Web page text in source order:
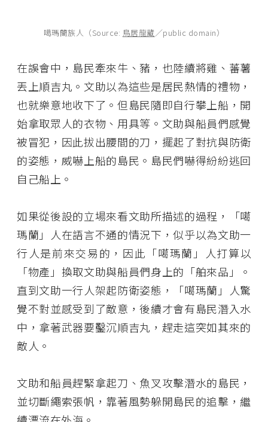
噶瑪蘭族人（Source: 鳥居龍藏／public domain）
在誤會中，島民牽來牛、豬，也陸續將雞、蕃薯
丟上順吉丸。文助以為這些是居民熱情的禮物，
也就樂意地收下了。但島民隨即自行攀上船，開
始拿取眾人的衣物、用具等。文助與船員們感覺
被冒犯，因此拔出腰間的刀，擺起了對抗與防衛
的姿態，威嚇上船的島民。島民們嚇得紛紛逃回
自己船上。
如果從後設的立場來看文助所描述的過程，「噶
瑪蘭」人在語言不通的情況下，似乎以為文助一
行人是前來交易的，因此「噶瑪蘭」人打算以
「物產」換取文助與船員們身上的「舶來品」。
直到文助一行人架起防衛姿態，「噶瑪蘭」人驚
覺不對並感受到了敵意，後續才會有島民潛入水
中，拿著武器要鑿沉順吉丸，趕走這突如其來的
敵人。
文助和船員趕緊拿起刀、魚叉攻擊潛水的島民，
並切斷繩索張帆，靠著風勢躲開島民的追擊，繼